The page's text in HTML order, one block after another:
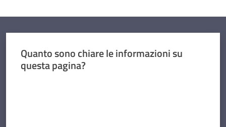
Quanto sono chiare le informazioni su
questa pagina?